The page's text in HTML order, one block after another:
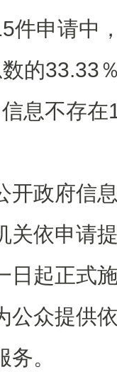
申请中，
的33.33
息不存在
政府信息
依申请提
日起正式
公众提供
。